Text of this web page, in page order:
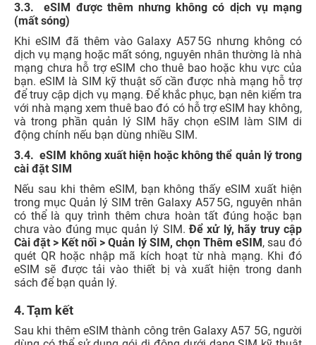
3.3. eSIM được thêm nhưng không có dịch vụ mạng
(mất sóng)
Khi eSIM đã thêm vào Galaxy A57 5G nhưng không có
dịch vụ mạng hoặc mất sóng, nguyên nhân thường là nhà
mạng chưa hỗ trợ eSIM cho thuê bao hoặc khu vực của
bạn. eSIM là SIM kỹ thuật số cần được nhà mạng hỗ trợ
để truy cập dịch vụ mạng. Để khắc phục, bạn nên kiểm tra
với nhà mạng xem thuê bao đó có hỗ trợ eSIM hay không,
và trong phần quản lý SIM hãy chọn eSIM làm SIM di
động chính nếu bạn dùng nhiều SIM.
3.4. eSIM không xuất hiện hoặc không thể quản lý trong
cài đặt SIM
Nếu sau khi thêm eSIM, bạn không thấy eSIM xuất hiện
trong mục Quản lý SIM trên Galaxy A57 5G, nguyên nhân
có thể là quy trình thêm chưa hoàn tất đúng hoặc bạn
chưa vào đúng mục quản lý SIM.Để xử lý, hãy truy cập
Cài đặt > Kết nối > Quản lý SIM, chọn Thêm eSIM , sau đó
quét QR hoặc nhập mã kích hoạt từ nhà mạng. Khi đó
eSIM sẽ được tải vào thiết bị và xuất hiện trong danh
sách để bạn quản lý.
4. Tạm kết
Sau khi thêm eSIM thành công trên Galaxy A57 5G, người